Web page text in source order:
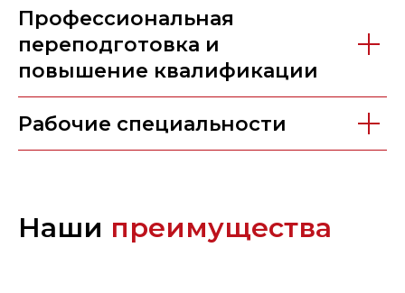
Профессиональная
переподготовка и
повышение квалификации
Рабочие специальности
Наши преимущества